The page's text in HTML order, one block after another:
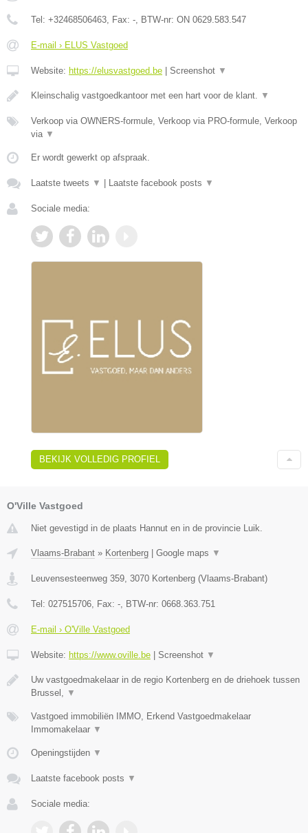
Tel: +32468506463, Fax: -, BTW-nr: ON 0629.583.547
E-mail › ELUS Vastgoed
Website: https://elusvastgoed.be Screenshot ▼
Kleinschalig vastgoedkantoor met een hart voor de klant. ▼
Verkoop via OWNERS-formule, Verkoop via PRO-formule, Verkoop
via ▼
Er wordt gewerkt op afspraak.
Laatste tweets ▼ Laatste facebook posts ▼
Sociale media:
BEKIJK VOLLEDIG PROFIEL
O'Ville Vastgoed
Niet gevestigd in de plaats Hannut en in de provincie Luik.
Vlaams-Brabant » Kortenberg Google maps ▼
Leuvensesteenweg 359, 3070 Kortenberg (Vlaams-Brabant)
Tel: 027515706, Fax: -, BTW-nr: 0668.363.751
E-mail › O'Ville Vastgoed
Website: https://www.oville.be Screenshot ▼
Uw vastgoedmakelaar in de regio Kortenberg en de driehoek tussen
Brussel, ▼
Vastgoed immobiliën IMMO, Erkend Vastgoedmakelaar
Immomakelaar ▼
Openingstijden ▼
Laatste facebook posts ▼
Sociale media: